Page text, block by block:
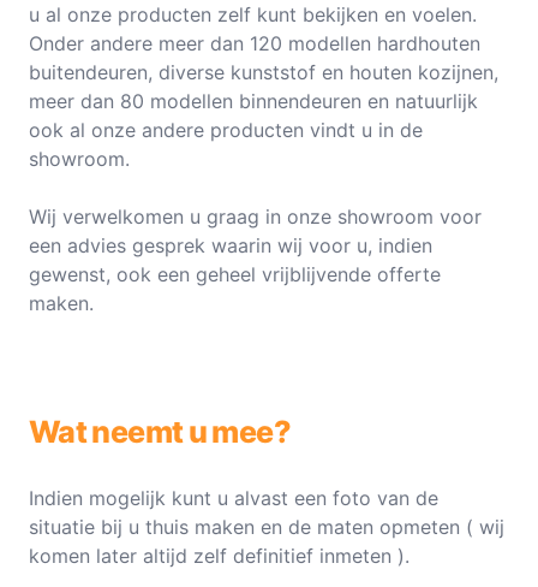
u al onze producten zelf kunt bekijken en voelen.
Onder andere meer dan 120 modellen hardhouten
buitendeuren, diverse kunststof en houten kozijnen,
meer dan 80 modellen binnendeuren en natuurlijk
ook al onze andere producten vindt u in de
showroom.
Wij verwelkomen u graag in onze showroom voor
een advies gesprek waarin wij voor u, indien
gewenst, ook een geheel vrijblijvende offerte
maken.
Wat neemt u mee?
Indien mogelijk kunt u alvast een foto van de
situatie bij u thuis maken en de maten opmeten ( wij
komen later altijd zelf definitief inmeten ).